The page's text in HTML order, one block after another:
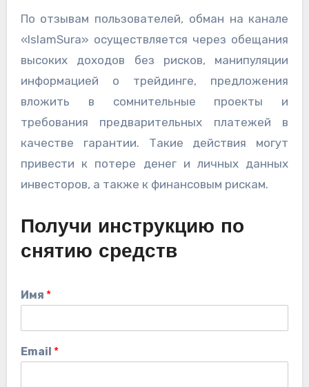
По отзывам пользователей, обман на канале
«IslamSura» осуществляется через обещания
высоких доходов без рисков, манипуляции
информацией о трейдинге, предложения
вложить в сомнительные проекты и
требования предварительных платежей в
качестве гарантии. Такие действия могут
привести к потере денег и личных данных
инвесторов, а также к финансовым рискам.
Получи инструкцию по
снятию средств
Имя *
Email *